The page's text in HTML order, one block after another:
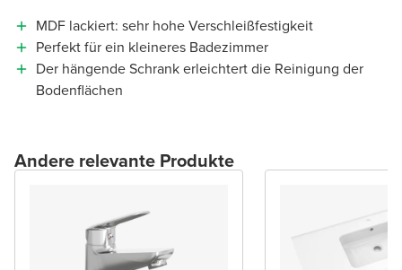
MDF lackiert: sehr hohe Verschleißfestigkeit
Perfekt für ein kleineres Badezimmer
Der hängende Schrank erleichtert die Reinigung der
Bodenflächen
Andere relevante Produkte